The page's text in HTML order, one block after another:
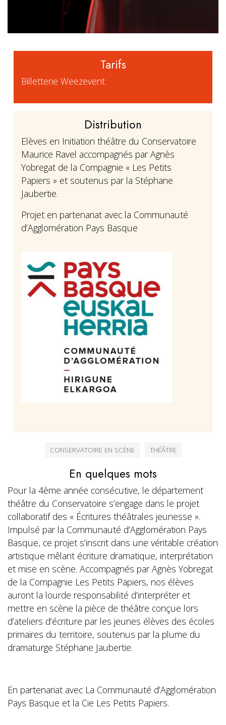
Tarifs
Billetterie Weezevent
Distribution
Elèves en Initiation théâtre du Conservatoire
Maurice Ravel accompagnés par Agnès
Yobregat de la Compagnie « Les Petits
Papiers » et soutenus par la Stéphane
Jaubertie.
Projet en partenariat avec la Communauté
d’Agglomération Pays Basque
CONSERVATOIRE EN SCÈNE THÉÂTRE
En quelques mots
Pour la 4ème année consécutive, le département
théâtre du Conservatoire s’engage dans le projet
collaboratif des « Écritures théâtrales jeunesse ».
Impulsé par la Communauté d’Agglomération Pays
Basque, ce projet s’inscrit dans une véritable création
artistique mêlant écriture dramatique, interprétation
et mise en scène. Accompagnés par Agnès Yobregat
de la Compagnie Les Petits Papiers, nos élèves
auront la lourde responsabilité d’interpréter et
mettre en scène la pièce de théâtre conçue lors
d’ateliers d’écriture par les jeunes élèves des écoles
primaires du territoire, soutenus par la plume du
dramaturge Stéphane Jaubertie.
En partenariat avec La Communauté d’Agglomération
Pays Basque et la Cie Les Petits Papiers.